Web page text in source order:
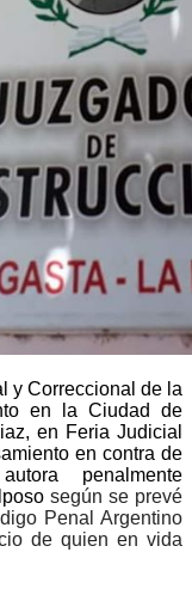
y Correccional de la
en la Ciudad de
en Feria Judicial
en contra de
penalmente
según se prevé
Penal Argentino
de quien en vida